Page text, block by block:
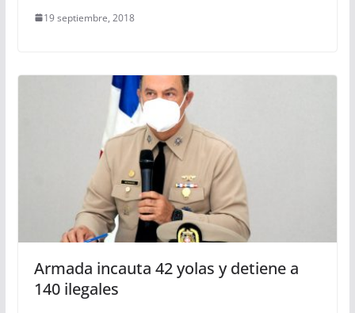
19 septiembre, 2018
Armada incauta 42 yolas y detiene a
140 ilegales